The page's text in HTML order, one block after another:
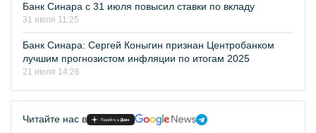
Банк Синара с 31 июля повысил ставки по вкладу
31 июля 11:25
Банк Синара: Сергей Коныгин признан Центробанком
лучшим прогнозистом инфляции по итогам 2025
21 июля 14:26
Читайте нас в